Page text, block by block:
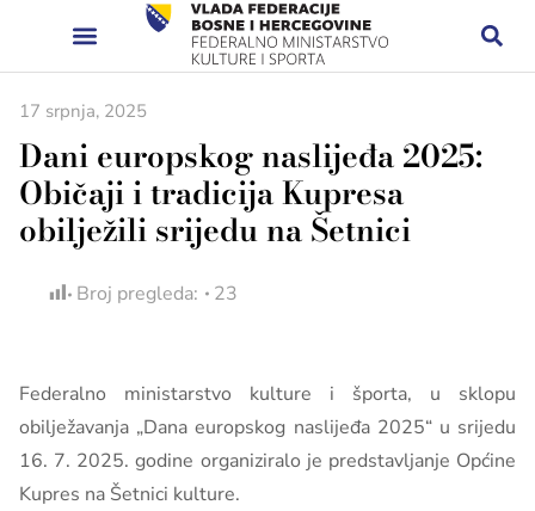
17 srpnja, 2025
Dani europskog naslijeđa 2025:
Običaji i tradicija Kupresa
obilježili srijedu na Šetnici
Broj pregleda: 23
Federalno ministarstvo kulture i športa, u sklopu
obilježavanja „Dana europskog naslijeđa 2025“ u srijedu
16. 7. 2025. godine organiziralo je predstavljanje Općine
Kupres na Šetnici kulture.